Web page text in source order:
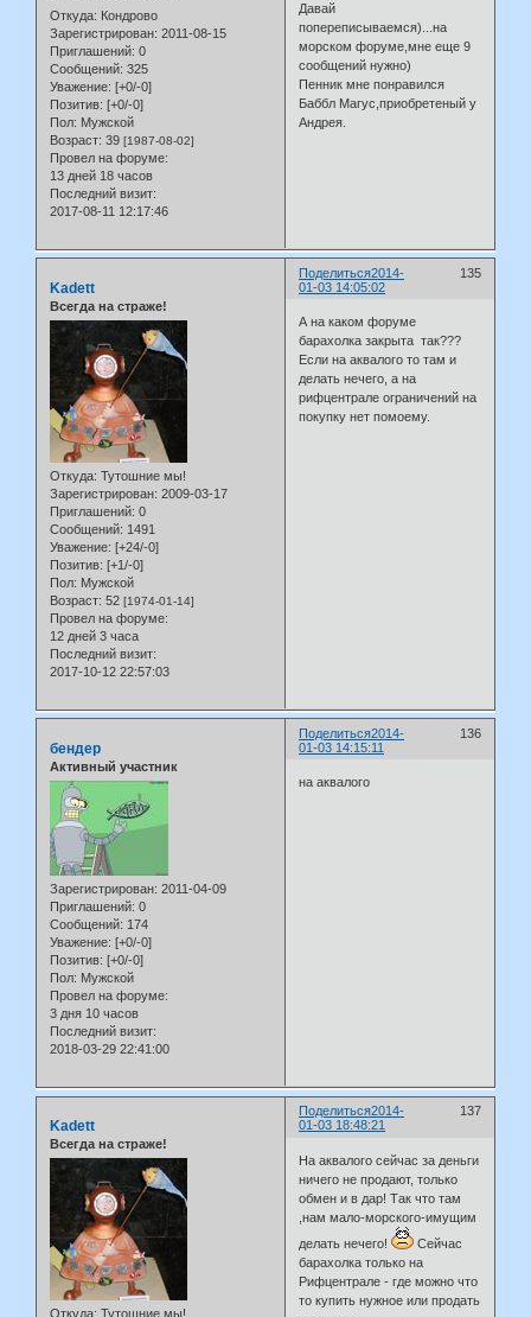
Откуда: Кондрово
Зарегистрирован: 2011-08-15
Приглашений: 0
Сообщений: 325
Уважение: [+0/-0]
Позитив: [+0/-0]
Пол: Мужской
Возраст: 39 [1987-08-02]
Провел на форуме:
13 дней 18 часов
Последний визит:
2017-08-11 12:17:46
Давай
попереписываемся)...на
морском форуме,мне еще 9
сообщений нужно)
Пенник мне понравился
Баббл Магус,приобретеный у
Андрея.
Поделиться 135
2014-
01-03 14:05:02
Kadett
Всегда на страже!
Откуда: Тутошние мы!
Зарегистрирован: 2009-03-17
Приглашений: 0
Сообщений: 1491
Уважение: [+24/-0]
Позитив: [+1/-0]
Пол: Мужской
Возраст: 52 [1974-01-14]
Провел на форуме:
12 дней 3 часа
Последний визит:
2017-10-12 22:57:03
А на каком форуме
барахолка закрыта так???
Если на аквалого то там и
делать нечего, а на
рифцентрале ограничений на
покупку нет помоему.
Поделиться 136
2014-
01-03 14:15:11
бендер
Активный участник
Зарегистрирован: 2011-04-09
Приглашений: 0
Сообщений: 174
Уважение: [+0/-0]
Позитив: [+0/-0]
Пол: Мужской
Провел на форуме:
3 дня 10 часов
Последний визит:
2018-03-29 22:41:00
на аквалого
Поделиться 137
2014-
01-03 18:48:21
Kadett
Всегда на страже!
Откуда: Тутошние мы!
На аквалого сейчас за деньги
ничего не продают, только
обмен и в дар! Так что там
,нам мало-морского-имущим
делать нечего!
Сейчас
барахолка только на
Рифцентрале - где можно что
то купить нужное или продать